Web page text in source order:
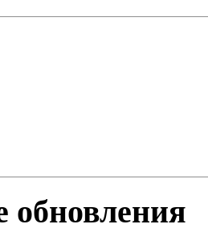
обновления